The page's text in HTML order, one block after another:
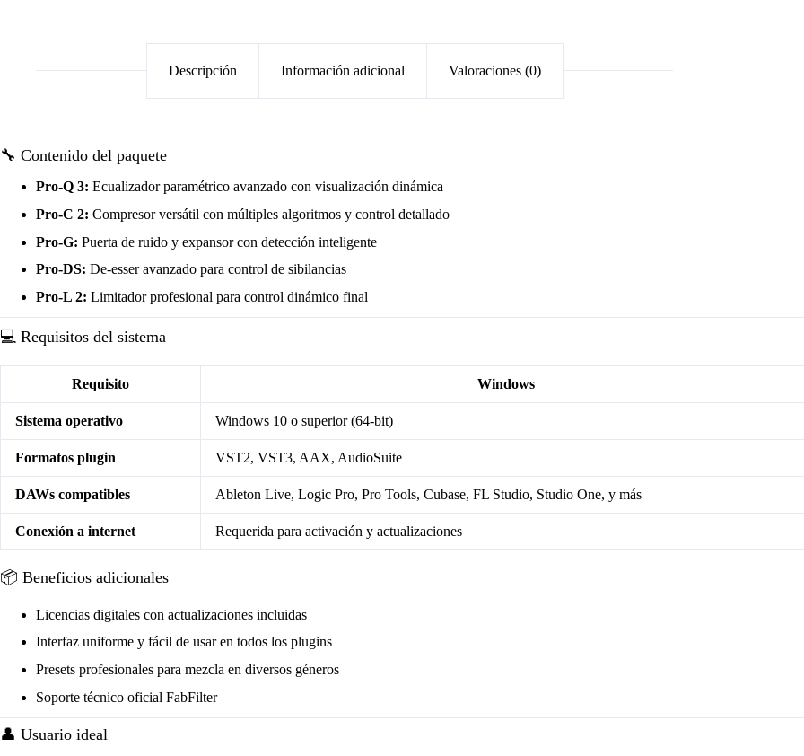
Descripción Información adicional Valoraciones (0)
🔧 Contenido del paquete
Pro-Q 3: Ecualizador paramétrico avanzado con visualización dinámica
Pro-C 2: Compresor versátil con múltiples algoritmos y control detallado
Pro-G: Puerta de ruido y expansor con detección inteligente
Pro-DS: De-esser avanzado para control de sibilancias
Pro-L 2: Limitador profesional para control dinámico final
💻 Requisitos del sistema
Requisito Windows
Sistema operativo Windows 10 o superior (64-bit)
Formatos plugin VST2, VST3, AAX, AudioSuite
DAWs compatibles Ableton Live, Logic Pro, Pro Tools, Cubase, FL Studio, Studio One, y más
Conexión a internet Requerida para activación y actualizaciones
📦 Beneficios adicionales
Licencias digitales con actualizaciones incluidas
Interfaz uniforme y fácil de usar en todos los plugins
Presets profesionales para mezcla en diversos géneros
Soporte técnico oficial FabFilter
👤 Usuario ideal